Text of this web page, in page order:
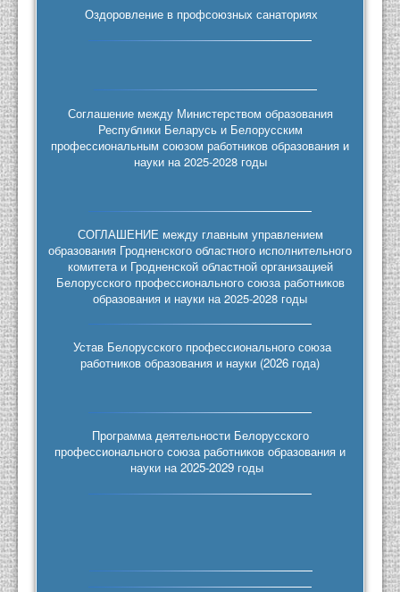
Оздоровление в профсоюзных санаториях
Соглашение между Министерством образования
Республики Беларусь и Белорусским
профессиональным союзом работников образования и
науки на 2025-2028 годы
СОГЛАШЕНИЕ между главным управлением
образования Гродненского областного исполнительного
комитета и Гродненской областной организацией
Белорусского профессионального союза работников
образования и науки на 2025-2028 годы
Устав Белорусского профессионального союза
работников образования и науки (2026 года)
Программа деятельности Белорусского
профессионального союза работников образования и
науки на 2025-2029 годы